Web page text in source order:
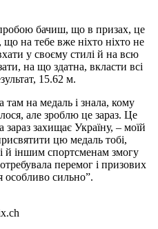
бачиш, що в призах, це
що на тебе вже ніхто ніхто не
у своєму стилі й на всю
на що здатна, вкласти всі
15.62 м.
там на медаль і знала, кому
але зроблю це зараз. Це
захищає Україну, – моїй
цю медаль тобі,
іншим спортсменам змогу
перемог і призових
особливо сильно”.